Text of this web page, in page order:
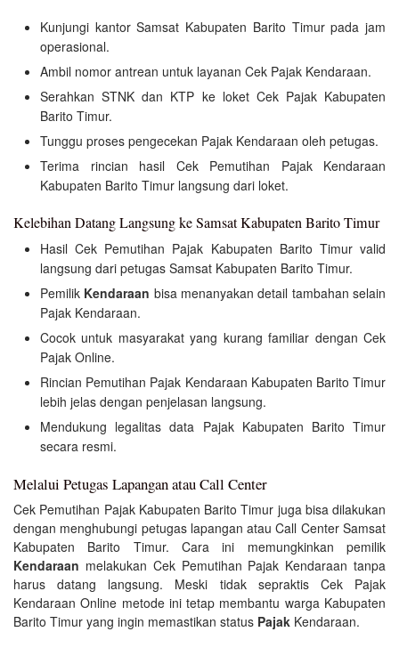
Kunjungi kantor Samsat Kabupaten Barito Timur pada jam
operasional.
Ambil nomor antrean untuk layanan Cek Pajak Kendaraan.
Serahkan STNK dan KTP ke loket Cek Pajak Kabupaten
Barito Timur.
Tunggu proses pengecekan Pajak Kendaraan oleh petugas.
Terima rincian hasil Cek Pemutihan Pajak Kendaraan
Kabupaten Barito Timur langsung dari loket.
Kelebihan Datang Langsung ke Samsat Kabupaten Barito Timur
Hasil Cek Pemutihan Pajak Kabupaten Barito Timur valid
langsung dari petugas Samsat Kabupaten Barito Timur.
Pemilik Kendaraan bisa menanyakan detail tambahan selain
Pajak Kendaraan.
Cocok untuk masyarakat yang kurang familiar dengan Cek
Pajak Online.
Rincian Pemutihan Pajak Kendaraan Kabupaten Barito Timur
lebih jelas dengan penjelasan langsung.
Mendukung legalitas data Pajak Kabupaten Barito Timur
secara resmi.
Melalui Petugas Lapangan atau Call Center
Cek Pemutihan Pajak Kabupaten Barito Timur juga bisa dilakukan
dengan menghubungi petugas lapangan atau Call Center Samsat
Kabupaten Barito Timur. Cara ini memungkinkan pemilik
Kendaraan melakukan Cek Pemutihan Pajak Kendaraan tanpa
harus datang langsung. Meski tidak sepraktis Cek Pajak
Kendaraan Online metode ini tetap membantu warga Kabupaten
Barito Timur yang ingin memastikan status Pajak Kendaraan.